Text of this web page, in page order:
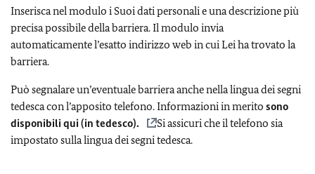
Inserisca nel modulo i Suoi dati personali e una descrizione più
precisa possibile della barriera. Il modulo invia
automaticamente l’esatto indirizzo web in cui Lei ha trovato la
barriera.
Può segnalare un’eventuale barriera anche nella lingua dei segni
tedesca con l’apposito telefono. Informazioni in merito sono
disponibili qui (in tedesco).
Si assicuri che il telefono sia
impostato sulla lingua dei segni tedesca.